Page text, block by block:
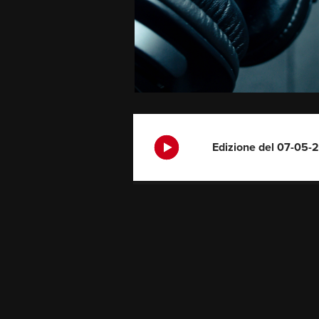
Edizione del 07-05-